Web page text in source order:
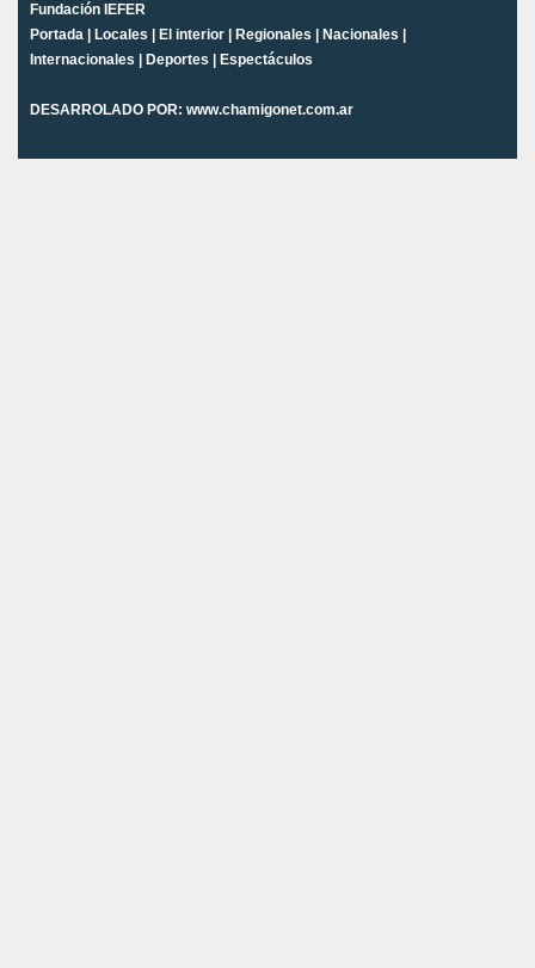
Fundación IEFER
Portada
Locales El interior Regionales Nacionales
Internacionales
Deportes Espectáculos
DESARROLADO POR: www.chamigonet.com.ar